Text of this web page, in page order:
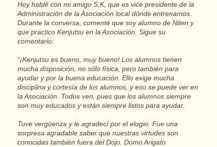
Hoy hablé con mi amigo S.K, que es vice presidente de la
Administración de la Asociación local dónde entrenamos.
Durante la conversa, comenté que soy alumno de Niten y
que practico Kenjutsu en la Asociación. Sigue su
comentario:
“¡Kenjutsu es bueno, muy bueno! Los alumnos tienen
mucha disposición, no sólo física, pero también para
ayudar y por la buena educación. Ello exige mucha
disciplina y cortesía de los alumnos, y eso se puede ver en
la Asociación. Todos ven, pues que los alumnos siempre
son muy educados y están siempre listos para ayudar.
Tuve vergüenza y le agradecí por el elogio. Fue una
sorpresa agradable saber que nuestras virtudes son
conocidas también fuera del Dojo. Domo Arigato